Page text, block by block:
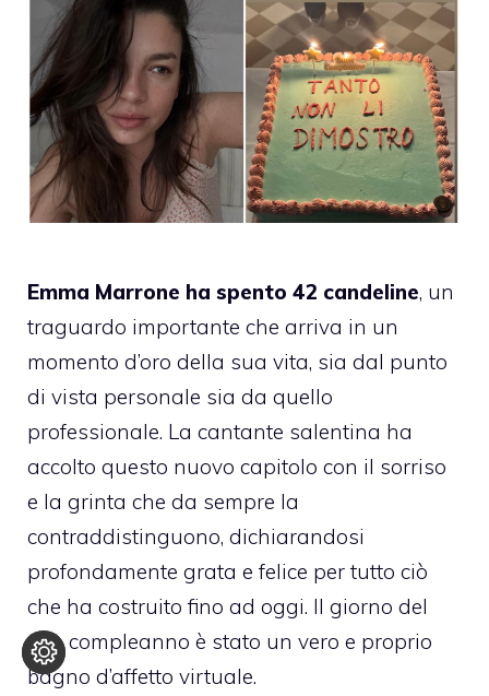
Emma Marrone ha spento 42 candeline, un
traguardo importante che arriva in un
momento d’oro della sua vita, sia dal punto
di vista personale sia da quello
professionale. La cantante salentina ha
accolto questo nuovo capitolo con il sorriso
e la grinta che da sempre la
contraddistinguono, dichiarandosi
profondamente grata e felice per tutto ciò
che ha costruito fino ad oggi. Il giorno del
suo compleanno è stato un vero e proprio
bagno d’affetto virtuale.